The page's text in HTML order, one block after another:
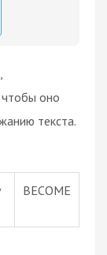
чтобы оно
текста.
BECOME